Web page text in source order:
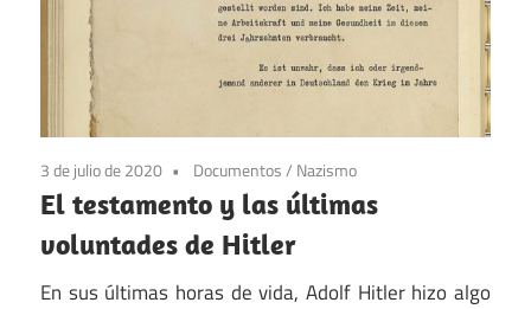
3 de julio de 2020 Documentos/ Nazismo
El testamento y las últimas
voluntades de Hitler
En sus últimas horas de vida, Adolf Hitler hizo algo